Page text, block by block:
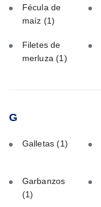
Fécula de
maíz (1)
Filetes de
merluza(1)
G
Galletas(1)
Garbanzos
(1)